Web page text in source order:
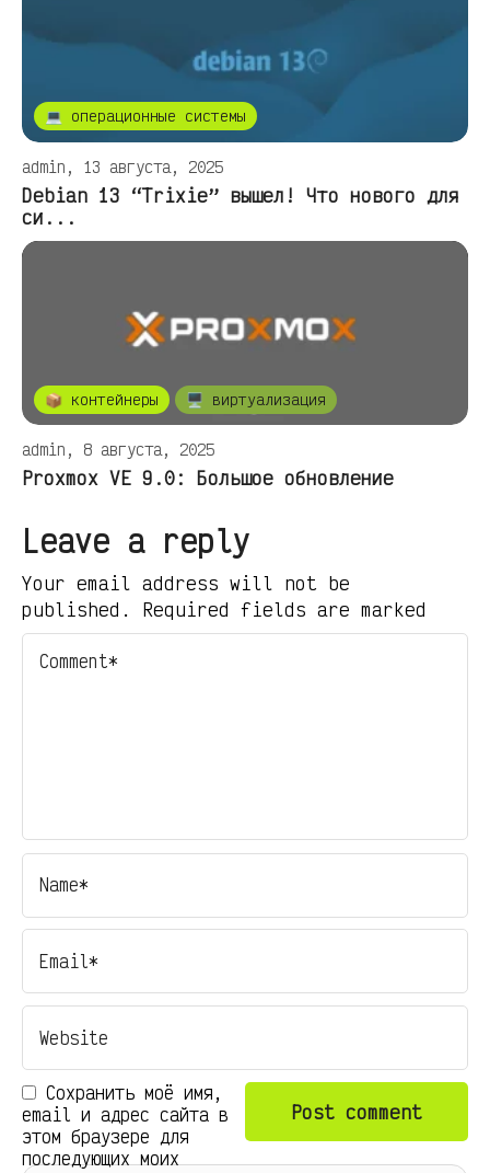
💻 операционные системы
admin, 13 августа, 2025
Debian 13 “Trixie” вышел! Что нового для
си...
📦 контейнеры 🖥️ виртуализация
admin, 8 августа, 2025
Proxmox VE 9.0: Большое обновление
Leave a reply
Your email address will not be
published. Required fields are marked
Сохранить моё имя,
email и адрес сайта в
этом браузере для
последующих моих